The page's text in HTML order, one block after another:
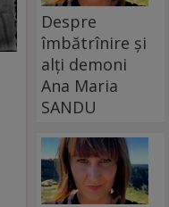
Despre
îmbătrînire și
alți demoni
Ana Maria
SANDU